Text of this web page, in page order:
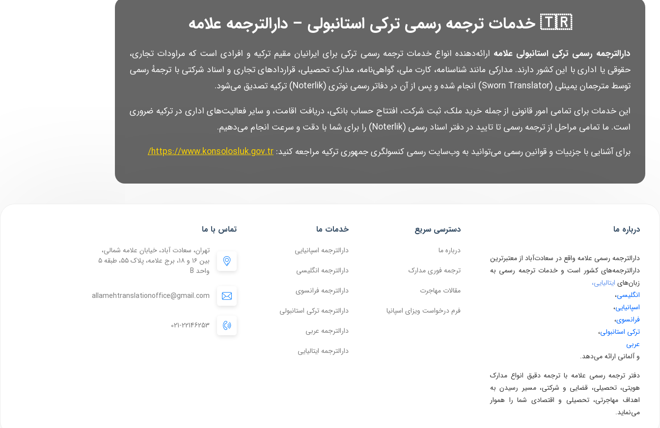
🇹🇷 خدمات ترجمه رسمی ترکی استانبولی – دارالترجمه علامه
دارالترجمه رسمی ترکی استانبولی علامه ارائه‌دهنده انواع خدمات ترجمه رسمی ترکی برای ایرانیان مقیم ترکیه و افرادی است که مراودات تجاری،
حقوقی یا اداری با این کشور دارند. مدارکی مانند شناسنامه، کارت ملی، گواهی‌نامه، مدارک تحصیلی، قراردادهای تجاری و اسناد شرکتی با ترجمهٔ رسمی
توسط مترجمان یمینلی (Sworn Translator) انجام شده و پس از آن در دفاتر رسمی نوتری (Noterlik) ترکیه تصدیق می‌شود.
این خدمات برای تمامی امور قانونی از جمله خرید ملک، ثبت شرکت، افتتاح حساب بانکی، دریافت اقامت، و سایر فعالیت‌های اداری در ترکیه ضروری
است. ما تمامی مراحل از ترجمه رسمی تا تایید در دفتر اسناد رسمی (Noterlik) را برای شما با دقت و سرعت انجام می‌دهیم.
برای آشنایی با جزییات و قوانین رسمی می‌توانید به وب‌سایت رسمی کنسولگری جمهوری ترکیه مراجعه کنید: https://www.konsolosluk.gov.tr/
درباره ما
دارالترجمه رسمی علامه واقع در سعادت‌آباد از معتبرترین
دارالترجمه‌های کشور است و خدمات ترجمه رسمی به
زبان‌های ایتالیایی،
انگلیسی،
اسپانیایی،
فرانسوی،
ترکی استانبولی،
عربی
و آلمانی ارائه می‌دهد.
دفتر ترجمه رسمی علامه با ترجمه دقیق انواع مدارک
هویتی، تحصیلی، قضایی و شرکتی، مسیر رسیدن به
اهداف مهاجرتی، تحصیلی و اقتصادی شما را هموار
می‌نماید.
دسترسی سریع
درباره ما
ترجمه فوری مدارک
مقالات مهاجرت
فرم درخواست ویزای اسپانیا
خدمات ما
دارالترجمه اسپانیایی
دارالترجمه انگلیسی
دارالترجمه فرانسوی
دارالترجمه ترکی استانبولی
دارالترجمه عربی
دارالترجمه ایتالیایی
تماس با ما
تهران، سعادت آباد، خیابان علامه شمالی،
بین ۱۶ و ۱۸، برج علامه، پلاک ۵۵، طبقه ۵
واحد B
allamehtranslationoffice@gmail.com
021-22146253